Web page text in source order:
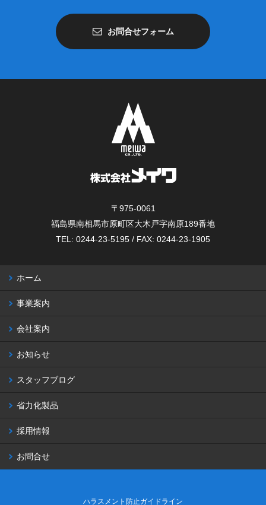
お問合せフォーム
〒975-0061
福島県南相馬市原町区大木戸字南原189番地
TEL: 0244-23-5195 / FAX: 0244-23-1905
ホーム
事業案内
会社案内
お知らせ
スタッフブログ
省力化製品
採用情報
お問合せ
ハラスメント防止ガイドライン